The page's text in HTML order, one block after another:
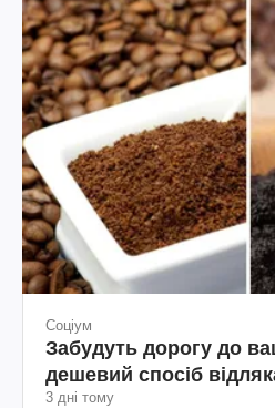
Соціум
Забудуть дорогу до
дешевий спосіб
3 дні тому